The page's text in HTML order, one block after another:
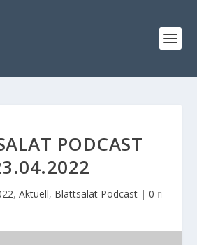
PODCAST
, Aktuell, Blattsalat Podcast | 0